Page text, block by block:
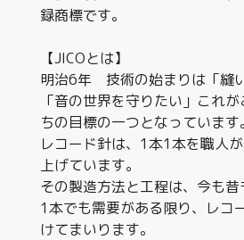
録商標です。
【JICOとは】
明治6年 技術の始まりは「縫
「音の世界を守りたい」これ
ちの目標の一つとなっています。
レコード針は、1本1本を職人
上げています。
その製造方法と工程は、今も昔
1本でも需要がある限り、レコ
けてまいります。